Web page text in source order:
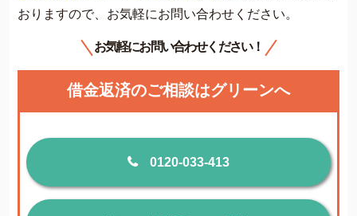
おりますので、お気軽にお問い合わせください。
お気軽にお問い合わせください！
借金返済のご相談はグリーンへ
0120-033-413